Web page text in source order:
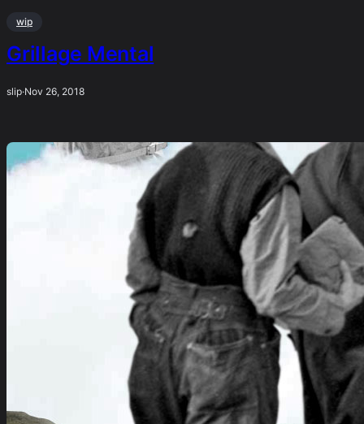
wip
Grillage Mental
slip·Nov 26, 2018